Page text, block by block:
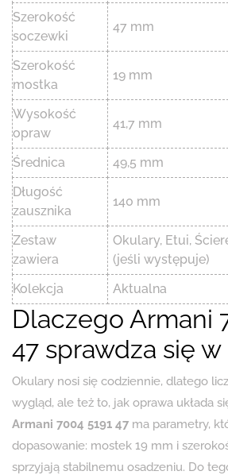
Szerokość
soczewki
47 mm
Szerokość
mostka
19 mm
Wysokość
opraw
41,7 mm
Średnica
49,5 mm
Długość
zausznika
140 mm
Zestaw
zawiera
Okulary, Etui,
(jeśli występuje)
Kolekcja
Aktualna
Dlaczego Armani
47 sprawdza się
Okulary nosi się codziennie, dlatego
wygląd, ale też to, jak oprawa układa
Armani 7004 5191 47 ma parametry,
dopasowanie: mostek 19 mm i
sprzyjają stabilnemu osadzeniu. Do